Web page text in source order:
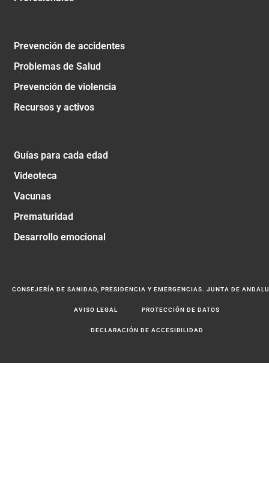
Prevención de accidentes
Problemas de Salud
Prevención de violencia
Recursos y activos
Guías para cada edad
Videoteca
Vacunas
Prematuridad
Desarrollo emocional
CONSEJERÍA DE SANIDAD, PRESIDENCIA Y EMERGENCIAS. JUNTA DE
AVISO LEGAL PROTECCIÓN DE DATOS
DECLARACIÓN DE ACCESIBILIDAD